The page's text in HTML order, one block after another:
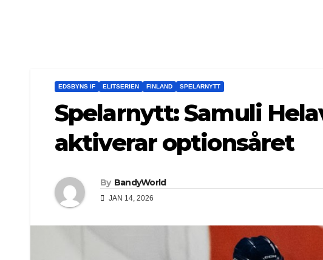
EDSBYNS IF ELITSERIEN FINLAND SPELARNYTT
Spelarnytt: Samuli
aktiverar optionsåret
By BandyWorld
JAN 14, 2026